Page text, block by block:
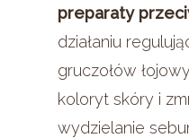
preparaty
działaniu
gruczołów
koloryt skóry i
wydzielanie